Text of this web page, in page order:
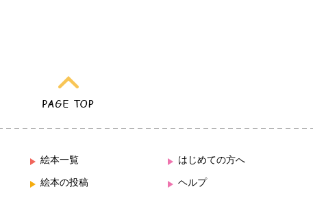
絵本一覧
絵本の投稿
はじめての方へ
ヘルプ